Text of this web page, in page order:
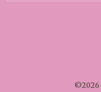
©2026